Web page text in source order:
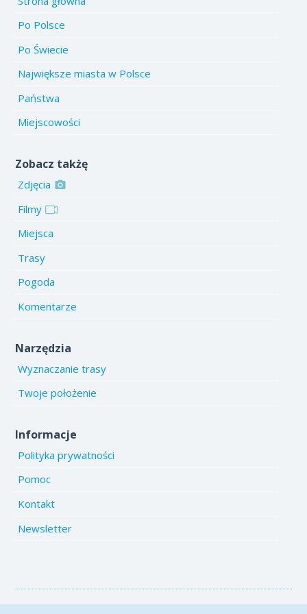
Po Polsce
Po Świecie
Największe miasta w Polsce
Państwa
Miejscowości
Zobacz takżę
Zdjęcia
Filmy
Miejsca
Trasy
Pogoda
Komentarze
Narzędzia
Wyznaczanie trasy
Twoje położenie
Informacje
Polityka prywatności
Pomoc
Kontakt
Newsletter